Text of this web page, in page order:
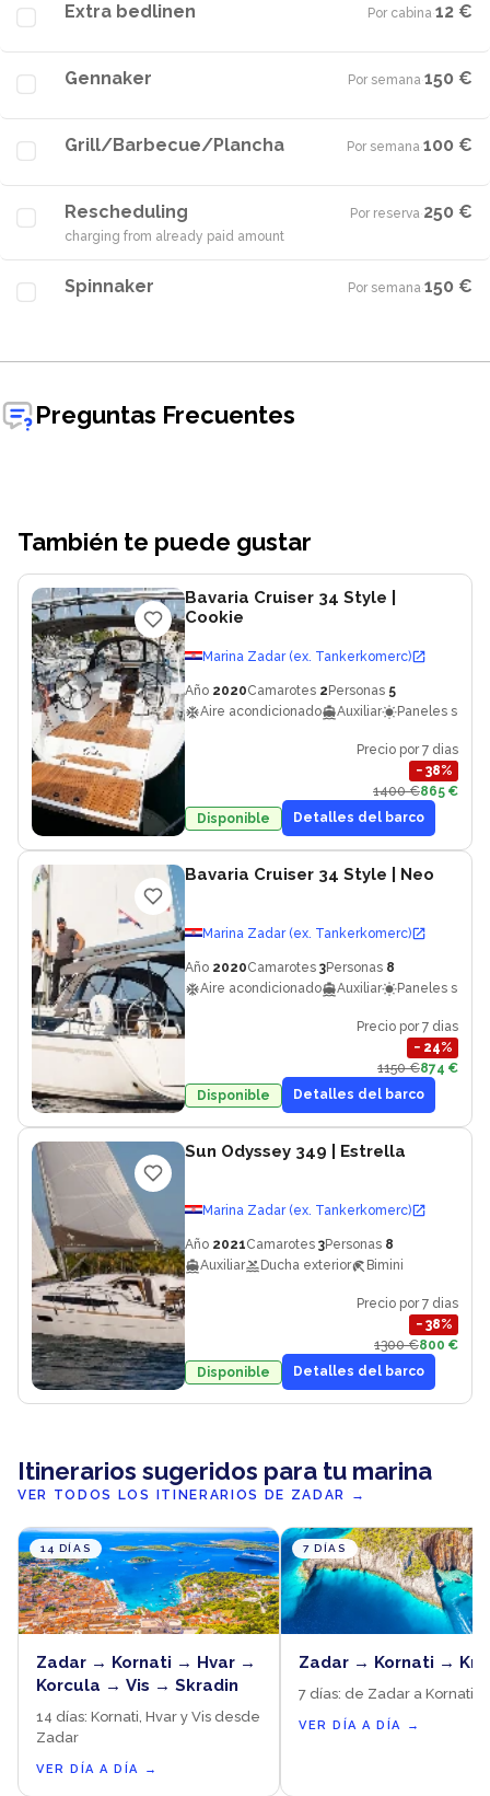
Extra bedlinen Por cabina·12 €
Gennaker Por semana·150 €
Grill/Barbecue/Plancha Por semana·100 €
Rescheduling
charging from already paid amount
Por reserva·250 €
Spinnaker Por semana·150 €
Preguntas Frecuentes
También te puede gustar
Bavaria Cruiser 34 Style
Cookie
Marina Zadar (ex. Tankerkomerc)
Año 2020Camarotes 2 Personas 5
Aire acondicionado
Auxiliar Paneles
Precio por 7 dias
− 38%
1400 €865 €
Disponible
Detalles del barco
Bavaria Cruiser 34 Style | Neo
Marina Zadar (ex. Tankerkomerc)
Año 2020Camarotes 3Personas 8
Aire acondicionado
Auxiliar Paneles
Precio por 7 dias
− 24%
1150 €874 €
Disponible
Detalles del barco
Sun Odyssey 349 | Estrella
Marina Zadar (ex. Tankerkomerc)
Año 2021Camarotes 3Personas 8
Auxiliar
Ducha exterior Bimini
Precio por 7 dias
− 38%
1300 €800 €
Disponible
Detalles del barco
Itinerarios sugeridos para tu marina
VER TODOS LOS ITINERARIOS DE ZADAR →
14 DÍAS
Zadar → Kornati → Hvar →
Korcula → Vis → Skradin
14 días: Kornati, Hvar y Vis desde
Zadar
VER DÍA A DÍA →
7 DÍAS
Zadar → Kornati →
7 días: de Zadar a Kornati y
VER DÍA A DÍA →